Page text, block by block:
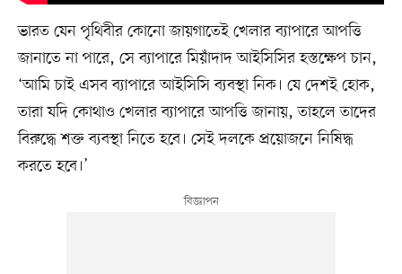
ভারত যেন পৃথিবীর কোনো জায়গাতেই খেলার ব্যাপারে আপত্তি
জানাতে না পারে, সে ব্যাপারে মিয়াঁদাদ আইসিসির হস্তক্ষেপ চান,
‘আমি চাই এসব ব্যাপারে আইসিসি ব্যবস্থা নিক। যে দেশই হোক,
তারা যদি কোথাও খেলার ব্যাপারে আপত্তি জানায়, তাহলে তাদের
বিরুদ্ধে শক্ত ব্যবস্থা নিতে হবে। সেই দলকে প্রয়োজনে নিষিদ্ধ
করতে হবে।’